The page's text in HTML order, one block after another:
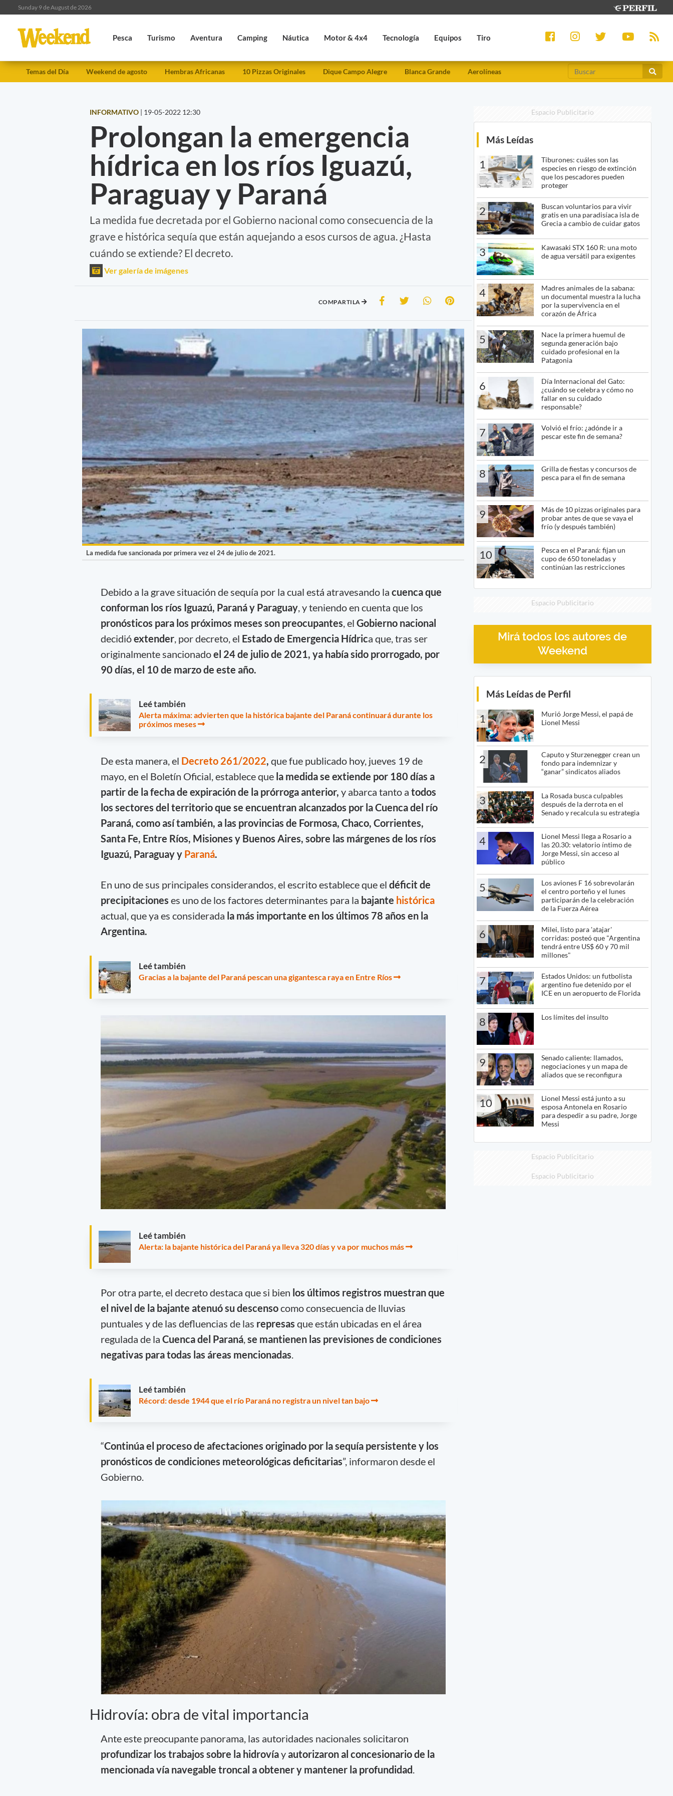
Sunday 9 de August de 2026
Pesca Turismo Aventura Camping Náutica Motor & 4x4 Tecnología Equipos Tiro
Temas del Día Weekend de agosto Hembras Africanas 10 Pizzas Originales Dique Campo Alegre Blanca Grande Aerolíneas
INFORMATIVO | 19-05-2022 12:30
Prolongan la emergencia
hídrica en los ríos Iguazú,
Paraguay y Paraná
La medida fue decretada por el Gobierno nacional como consecuencia de la
grave e histórica sequía que están aquejando a esos cursos de agua. ¿Hasta
cuándo se extiende? El decreto.
Ver galería de imágenes
COMPARTILA
La medida fue sancionada por primera vez el 24 de julio de 2021.
Debido a la grave situación de sequía por la cual está atravesando la cuenca que
conforman los ríos Iguazú, Paraná y Paraguay, y teniendo en cuenta que los
pronósticos para los próximos meses son preocupantes , el Gobierno nacional
decidióextender, por decreto, el Estado de Emergencia Hídrica que, tras ser
originalmente sancionadoel 24 de julio de 2021, ya había sido prorrogado, por
90 días, el 10 de marzo de este año.
Leé también
Alerta máxima: advierten que la histórica bajante del Paraná continuará durante los
próximos meses
De esta manera, el Decreto 261/2022, que fue publicado hoy, jueves 19 de
mayo, en el Boletín Oficial, establece que la medida se extiende por 180 días a
partir de la fecha de expiración de la prórroga anterior, y abarca tanto a todos
los sectores del territorio que se encuentran alcanzados por la Cuenca del río
Paraná, como así también, a las provincias de Formosa, Chaco, Corrientes,
Santa Fe, Entre Ríos, Misiones y Buenos Aires, sobre las márgenes de los ríos
Iguazú, Paraguay y Paraná.
En uno de sus principales considerandos, el escrito establece que el déficit de
precipitaciones es uno de los factores determinantes para la bajante histórica
actual, que ya es considerada la más importante en los últimos 78 años en la
Argentina.
Leé también
Gracias a la bajante del Paraná pescan una gigantesca raya en Entre Ríos
Leé también
Alerta: la bajante histórica del Paraná ya lleva 320 días y va por muchos más
Por otra parte, el decreto destaca que si bien los últimos registros muestran que
el nivel de la bajante atenuó su descensocomo consecuencia de lluvias
puntuales y de las defluencias de las represas que están ubicadas en el área
regulada de la Cuenca del Paraná,se mantienen las previsiones de condiciones
negativas para todas las áreas mencionadas.
Leé también
Récord: desde 1944 que el río Paraná no registra un nivel tan bajo
“Continúa el proceso de afectaciones originado por la sequía persistente y los
pronósticos de condiciones meteorológicas deficitarias”, informaron desde el
Gobierno.
Hidrovía: obra de vital importancia
Ante este preocupante panorama, las autoridades nacionales solicitaron
profundizar los trabajos sobre la hidrovíayautorizaron al concesionario de la
mencionada vía navegable troncal a obtener y mantener la profundidad
Espacio Publicitario
Más Leídas
1
Tiburones: cuáles son las
especies en riesgo de extinción
que los pescadores pueden
proteger
2
Buscan voluntarios para vivir
gratis en una paradisíaca isla de
Grecia a cambio de cuidar gatos
3
Kawasaki STX 160 R: una moto
de agua versátil para exigentes
4
Madres animales de la sabana:
un documental muestra la lucha
por la supervivencia en el
corazón de África
5
Nace la primera huemul de
segunda generación bajo
cuidado profesional en la
Patagonia
6
Día Internacional del Gato:
¿cuándo se celebra y cómo no
fallar en su cuidado
responsable?
7
Volvió el frío: ¿adónde ir a
pescar este fin de semana?
8
Grilla de fiestas y concursos de
pesca para el fin de semana
9
Más de 10 pizzas originales para
probar antes de que se vaya el
frío (y después también)
10
Pesca en el Paraná: fijan un
cupo de 650 toneladas y
continúan las restricciones
Espacio Publicitario
Mirá todos los autores de
Weekend
Más Leídas de Perfil
1
Murió Jorge Messi, el papá de
Lionel Messi
2
Caputo y Sturzenegger crean un
fondo para indemnizar y
“ganar” sindicatos aliados
3
La Rosada busca culpables
después de la derrota en el
Senado y recalcula su estrategia
4
Lionel Messi llega a Rosario a
las 20.30: velatorio íntimo de
Jorge Messi, sin acceso al
público
5
Los aviones F 16 sobrevolarán
el centro porteño y el lunes
participarán de la celebración
de la Fuerza Aérea
6
Milei, listo para 'atajar'
corridas: posteó que "Argentina
tendrá entre US$ 60 y 70 mil
millones"
7
Estados Unidos: un futbolista
argentino fue detenido por el
ICE en un aeropuerto de Florida
8 Los límites del insulto
9
Senado caliente: llamados,
negociaciones y un mapa de
aliados que se reconfigura
10
Lionel Messi está junto a su
esposa Antonela en Rosario
para despedir a su padre, Jorge
Messi
Espacio Publicitario
Espacio Publicitario